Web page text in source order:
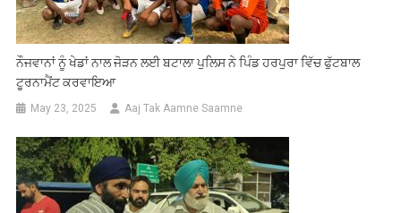
ਨੌਜਵਾਨਾਂ ਨੂੰ ਖੇਡਾਂ ਨਾਲ ਜੋੜਨ ਲਈ ਬਟਾਲਾ ਪੁਲਿਸ ਨੇ ਪਿੰਡ ਹਰਪੁਰਾ ਵਿੱਚ ਫੁੱਟਬਾਲ
ਟੂਰਨਾਮੈਂਟ ਕਰਵਾਇਆ
May 23, 2025 Aaj Tak Aamne Saamne